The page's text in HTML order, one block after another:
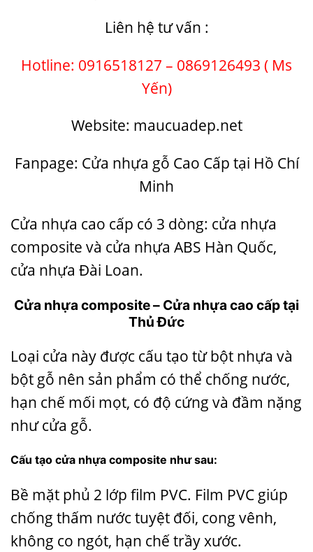
Liên hệ tư vấn :
Hotline: 0916518127 – 0869126493 ( Ms
Yến)
Website: maucuadep.net
Fanpage: Cửa nhựa gỗ Cao Cấp tại Hồ Chí
Minh
Cửa nhựa cao cấp có 3 dòng: cửa nhựa
composite và cửa nhựa ABS Hàn Quốc,
cửa nhựa Đài Loan.
Cửa nhựa composite – Cửa nhựa cao cấp tại
Thủ Đức
Loại cửa này được cấu tạo từ bột nhựa và
bột gỗ nên sản phẩm có thể chống nước,
hạn chế mối mọt, có độ cứng và đầm nặng
như cửa gỗ.
Cấu tạo cửa nhựa composite như sau:
Bề mặt phủ 2 lớp film PVC. Film PVC giúp
chống thấm nước tuyệt đối, cong vênh,
không co ngót, hạn chế trầy xước.